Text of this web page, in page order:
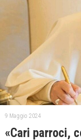
9 Maggio 2024
«Cari parroci,